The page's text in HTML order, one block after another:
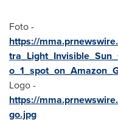
Foto -
https://
Logo -
https://
go.jpg